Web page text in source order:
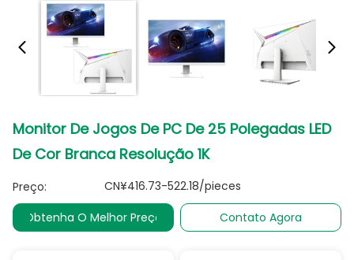
Monitor De Jogos De PC De 25 Polegadas LED
De Cor Branca Resolução 1K
Preço:
CN¥416.73-522.18/pieces
Obtenha O Melhor Preço
Contato Agora